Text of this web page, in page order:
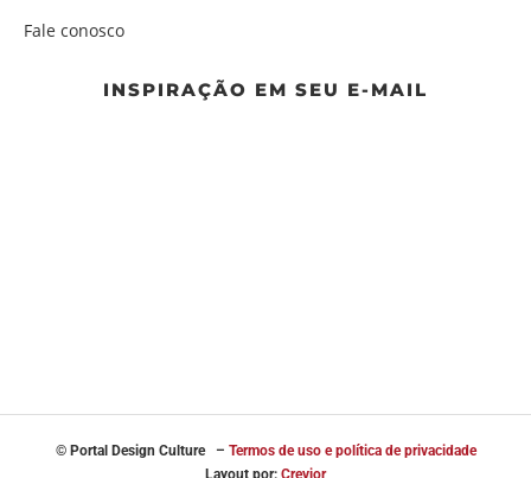
Fale conosco
INSPIRAÇÃO EM SEU E-MAIL
© Portal Design Culture – Termos de uso e política de privacidade